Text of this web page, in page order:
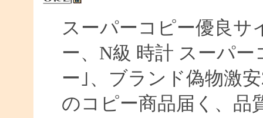
スーパーコピー優良サ
ー、N級 時計 スーパ
ー｣、ブランド偽物激
のコピー商品届く、品